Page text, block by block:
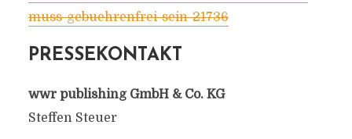
muss-gebuehrenfrei-sein-21736
PRESSEKONTAKT
wwr publishing GmbH & Co. KG
Steffen Steuer